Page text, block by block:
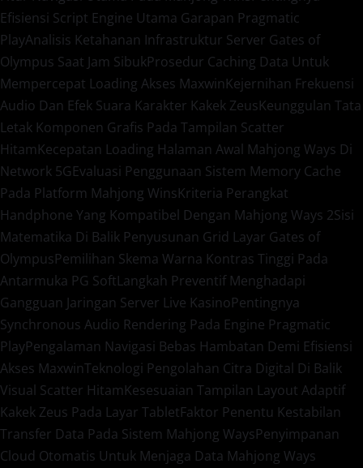
Efisiensi Script Engine Utama Garapan Pragmatic
PlayAnalisis Ketahanan Infrastruktur Server Gates of
Olympus Saat Jam SibukProsedur Caching Data Untuk
Mempercepat Loading Akses MaxwinKejernihan Frekuensi
Audio Dan Efek Suara Karakter Kakek ZeusKeunggulan Tata
Letak Komponen Grafis Pada Tampilan Scatter
HitamKecepatan Loading Halaman Awal Mahjong Ways Di
Network 5GEvaluasi Penggunaan Sistem Memory Cache
Pada Platform Mahjong WinsKriteria Perangkat
Handphone Yang Kompatibel Dengan Mahjong Ways 2Sisi
Matematika Di Balik Penyusunan Grid Layar Gates of
OlympusPemilihan Skema Warna Kontras Tinggi Pada
Antarmuka PG SoftLangkah Preventif Menghadapi
Gangguan Jaringan Server Live KasinoPentingnya
Synchronous Audio Rendering Pada Engine Pragmatic
PlayPengalaman Navigasi Bebas Hambatan Demi Efisiensi
Akses MaxwinTeknologi Pengolahan Citra Digital Di Balik
Visual Scatter HitamKesesuaian Tampilan Layout Adaptif
Kakek Zeus Pada Layar TabletFaktor Penentu Kestabilan
Transfer Data Pada Sistem Mahjong WaysPenyimpanan
Cloud Otomatis Untuk Menjaga Data Mahjong Ways